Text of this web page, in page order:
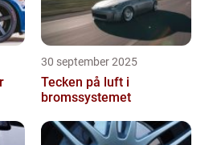
30 september 2025
Tecken på luft i
bromssystemet